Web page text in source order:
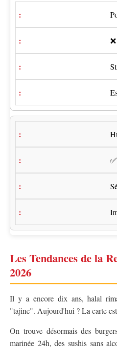
Les Tendances de la
2026
Il y a encore dix ans, halal
"tajine". Aujourd'hui ? La carte
On trouve désormais des
marinée 24h, des sushis sans